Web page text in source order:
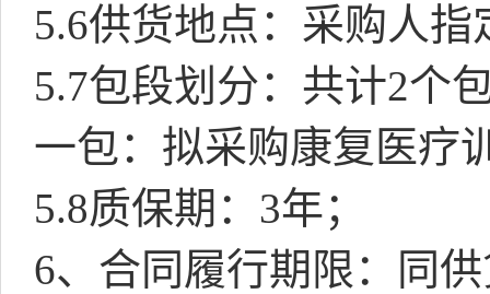
5.6供货地点：采购人指
5.7包段划分：共计2个
一包： 拟采购康复医疗
5.8质保期： 3年；
6、合同履行期限：同